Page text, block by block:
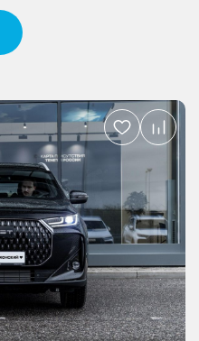
Добавить
в
избранное